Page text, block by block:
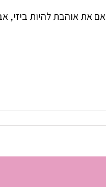
אם את אוהבת להיות ביזי,